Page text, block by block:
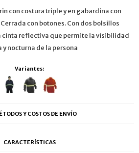
con costura triple y en gabardina con
con botones. Con dos bolsillos
cinta reflectiva que permite la visibilidad
y nocturna de la persona
Variantes:
Y COSTOS DE ENVÍO
CARACTERÍSTICAS